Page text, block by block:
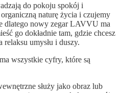
do pokoju spokój i
naturę życia i czujemy
dlatego nowy zegar LAVVU ma
go dokładnie tam, gdzie chcesz
umysłu i duszy.
wszystkie cyfry, które są
służy jako obraz lub